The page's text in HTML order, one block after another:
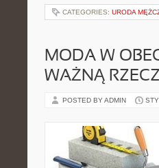
CATEGORIES: URODA
MODA W
WAŻNĄ
POSTED BY ADMIN